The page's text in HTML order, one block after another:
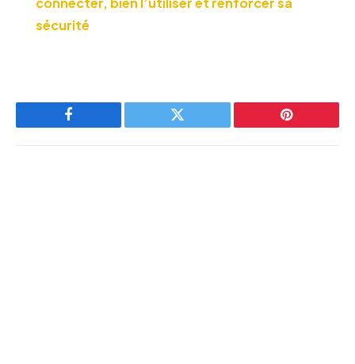
sécurité
Facebook Twitter Pinterest